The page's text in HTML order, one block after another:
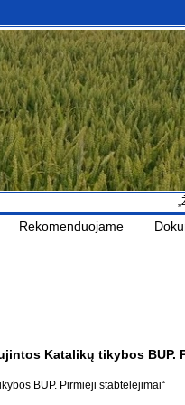
Rekomenduojame
Katalikų tikybos BUP.
BUP. Pirmieji stabtelėjimai“